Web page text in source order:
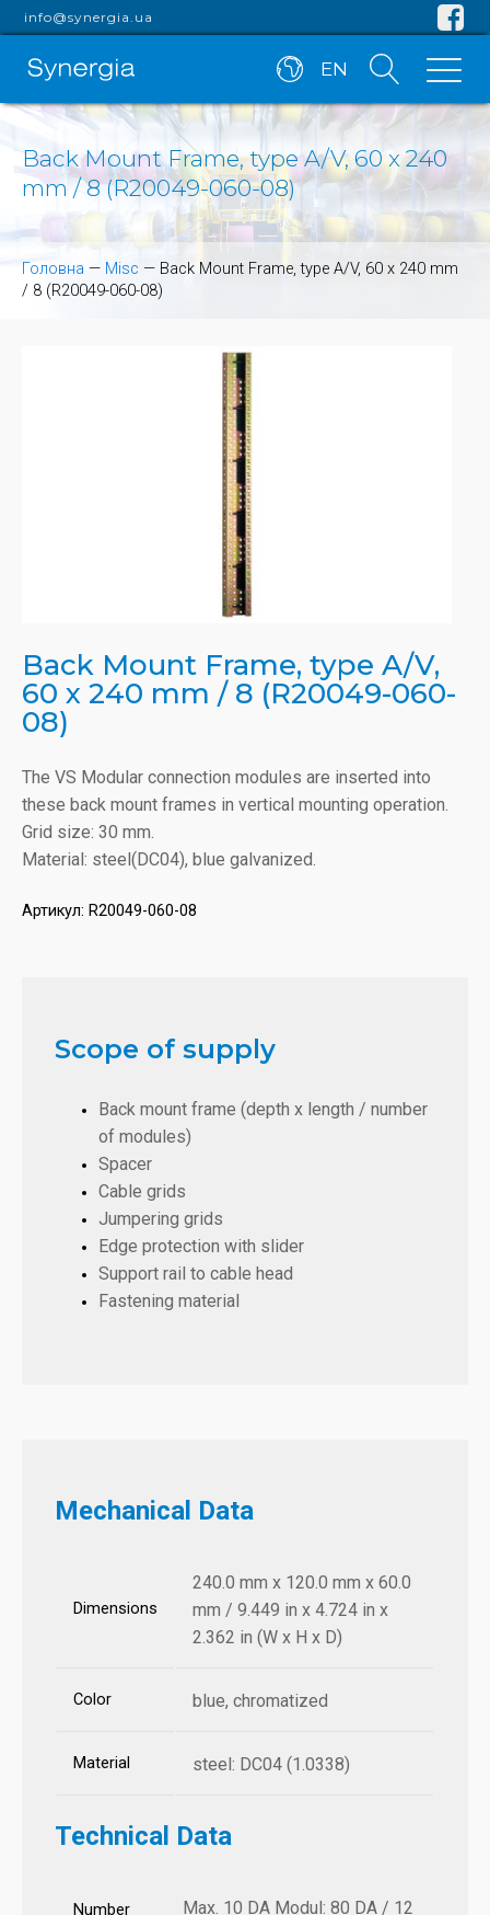
info@synergia.ua
EN
Back Mount Frame, type A/V, 60 x 240
mm / 8 (R20049-060-08)
Головна — Misc — Back Mount Frame, type A/V, 60 x 240 mm
/ 8 (R20049-060-08)
Back Mount Frame, type A/V,
60 x 240 mm / 8 (R20049-060-
08)
The VS Modular connection modules are inserted into
these back mount frames in vertical mounting operation.
Grid size: 30 mm.
Material: steel(DC04), blue galvanized.
Артикул: R20049-060-08
Scope of supply
Back mount frame (depth x length / number
of modules)
Spacer
Cable grids
Jumpering grids
Edge protection with slider
Support rail to cable head
Fastening material
Mechanical Data
Dimensions
240.0 mm x 120.0 mm x 60.0
mm / 9.449 in x 4.724 in x
2.362 in (W x H x D)
Color blue, chromatized
Material steel: DC04 (1.0338)
Technical Data
Number
Max. 10 DA Modul: 80 DA / 12